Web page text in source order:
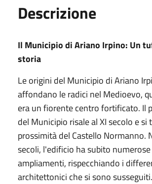
Descrizione
Il Municipio di Ariano Irpino: Un
storia
Le origini del Municipio di Ariano
affondano le radici nel Medioevo,
era un fiorente centro fortificato. Il
del Municipio risale al XI secolo e si
prossimità del Castello Normanno.
secoli, l'edificio ha subito
ampliamenti, rispecchiando i
architettonici che si sono susseguiti.